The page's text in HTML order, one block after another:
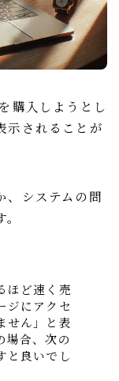
購入しようとし
示されることが
、システムの問
ほど速く売
ジにアクセ
せん」と表
場合、次の
と良いでし